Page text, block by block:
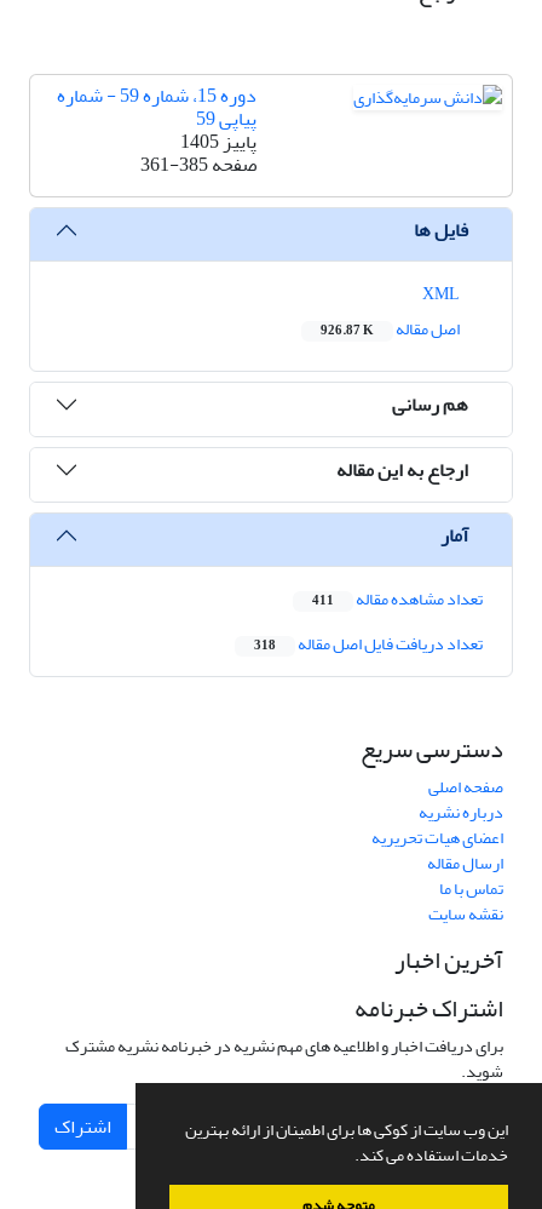
این وب سایت از کوکی ها برای اطمینان از ارائه بهترین
خدمات استفاده می کند.
دوره 15، شماره 59 - شماره
پیاپی 59
پاییز 1405
صفحه361-385
فایل ها
اصل مقاله
926.87 K
هم رسانی
ارجاع به این مقاله
آمار
تعداد مشاهده مقاله 411
تعداد دریافت فایل اصل مقاله 318
دسترسی سریع
صفحه اصلی
درباره نشریه
اعضای هیات تحریریه
ارسال مقاله
تماس با ما
نقشه سایت
آخرین اخبار
اشتراک خبرنامه
برای دریافت اخبار و اطلاعیه های مهم نشریه در خبرنامه نشریه مشترک
شوید.
اشتراک